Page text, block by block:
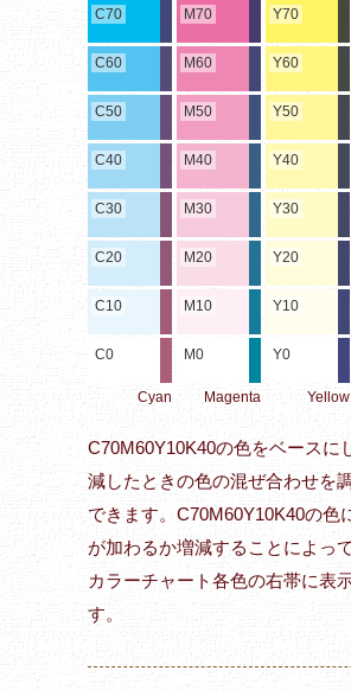
C70
C60
C50
C40
C30
C20
C10
C0
Cyan
M70
M60
M50
M40
M30
M20
M10
M0
Magenta
Y70
Y60
Y50
Y40
Y30
Y20
Y10
Y0
Yellow
C70M60Y10K40の色をベースに
減したときの色の混ぜ合わせを
できます。C70M60Y10K40の色
が加わるか増減することによっ
カラーチャート各色の右帯に表
す。